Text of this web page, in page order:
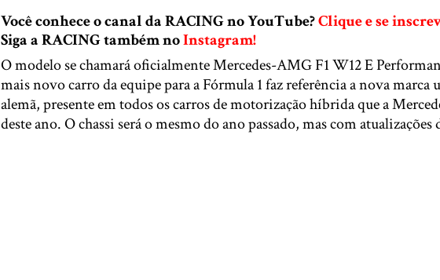
Você conhece o canal da RACING no YouTube?Clique e se
Siga a RACING também noInstagram!
O modelo se chamará oficialmente Mercedes-AMG F1 W12 E
mais novo carro da equipe para a Fórmula 1 faz referência a nova marca
alemã, presente em todos os carros de motorização híbrida que a
deste ano. O chassi será o mesmo do ano passado, mas com